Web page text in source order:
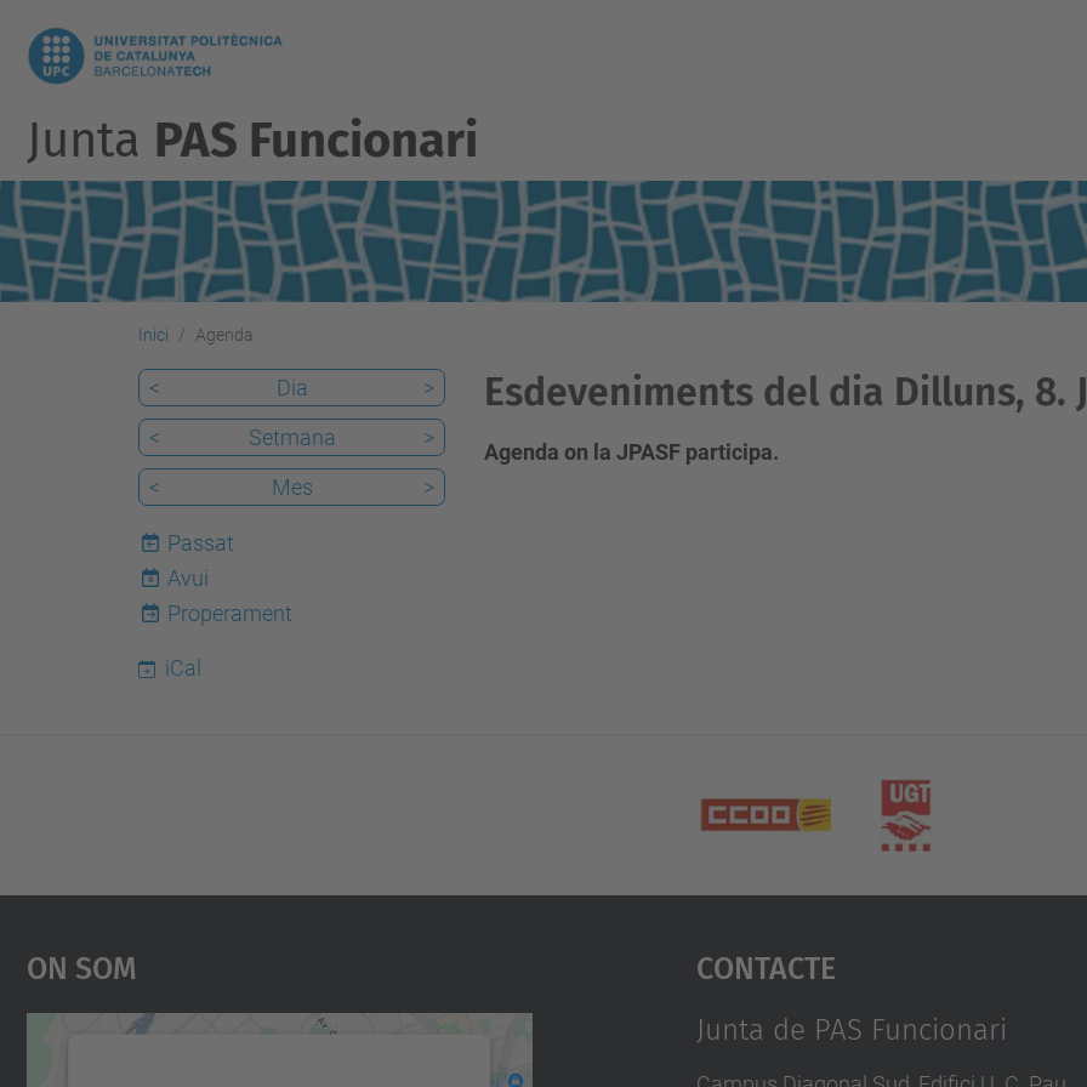
Junta PAS Funcionari
Inici Agenda
Esdeveniments del dia Dilluns, 8.
Agenda on la JPASF participa.
< Dia
>
<
Setmana
>
<
Mes >
Passat
6
Avui
Properament
iCal
On Som Contacte
Junta de PAS Funcionari